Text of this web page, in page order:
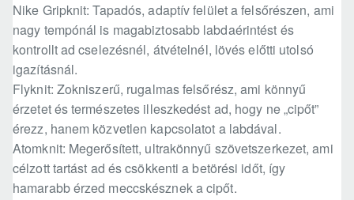
Nike Gripknit: Tapadós, adaptív felület a felsőrészen, ami
nagy tempónál is magabiztosabb labdaérintést és
kontrollt ad cselezésnél, átvételnél, lövés előtti utolsó
igazításnál.
Flyknit: Zokniszerű, rugalmas felsőrész, ami könnyű
érzetet és természetes illeszkedést ad, hogy ne „cipőt”
érezz, hanem közvetlen kapcsolatot a labdával.
Atomknit: Megerősített, ultrakönnyű szövetszerkezet, ami
célzott tartást ad és csökkenti a betörési időt, így
hamarabb érzed meccskésznek a cipőt.